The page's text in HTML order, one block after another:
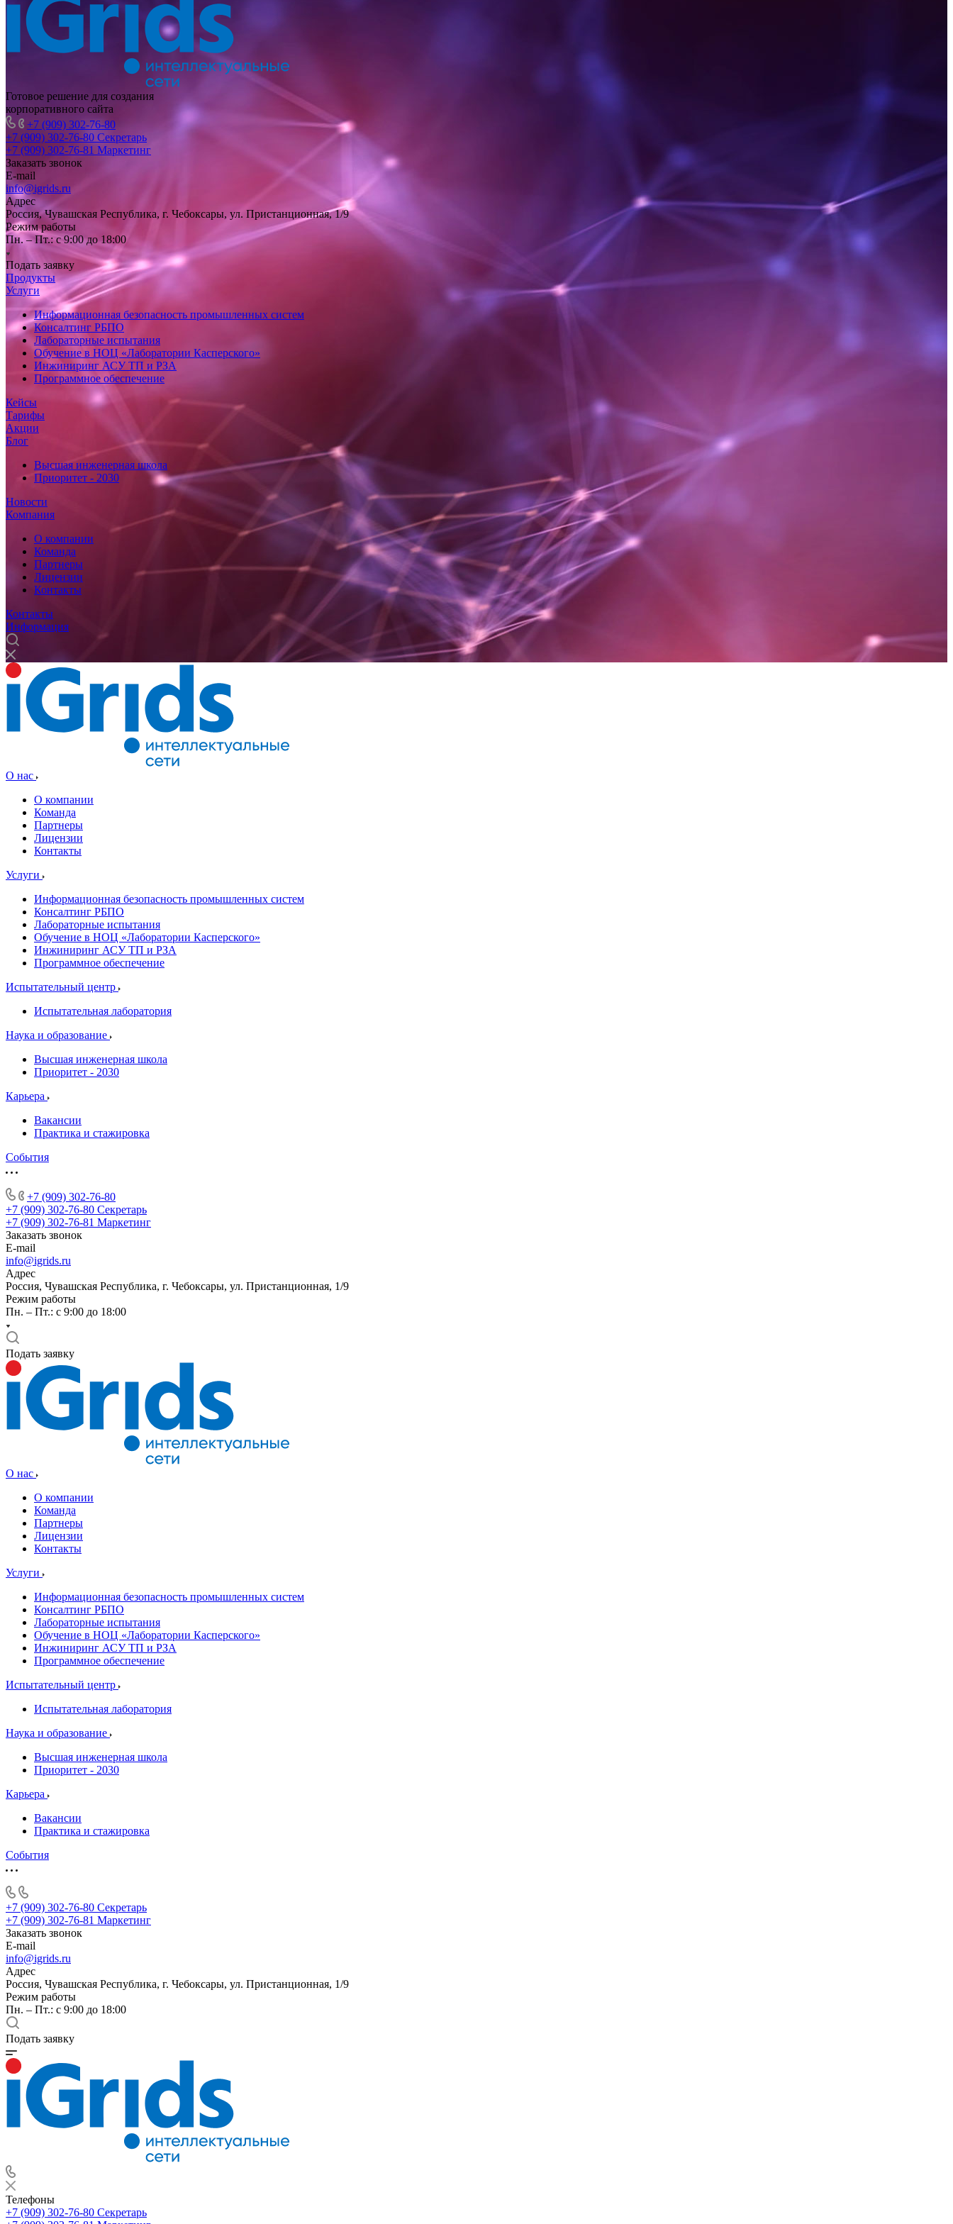
Готовое решение для создания
корпоративного сайта
+7 (909) 302-76-80
+7 (909) 302-76-80 Секретарь
+7 (909) 302-76-81 Маркетинг
Заказать звонок
E-mail
info@igrids.ru
Адрес
Россия, Чувашская Республика, г. Чебоксары, ул. Пристанционная, 1/9
Режим работы
Пн. – Пт.: с 9:00 до 18:00
Подать заявку
Продукты
Услуги
Информационная безопасность промышленных систем
Консалтинг РБПО
Лабораторные испытания
Обучение в НОЦ «Лаборатории Касперского»
Инжиниринг АСУ ТП и РЗА
Программное обеспечение
Кейсы
Тарифы
Акции
Блог
Высшая инженерная школа
Приоритет - 2030
Новости
Компания
О компании
Команда
Партнеры
Лицензии
Контакты
Контакты
Информация
О нас
О компании
Команда
Партнеры
Лицензии
Контакты
Услуги
Информационная безопасность промышленных систем
Консалтинг РБПО
Лабораторные испытания
Обучение в НОЦ «Лаборатории Касперского»
Инжиниринг АСУ ТП и РЗА
Программное обеспечение
Испытательный центр
Испытательная лаборатория
Наука и образование
Высшая инженерная школа
Приоритет - 2030
Карьера
Вакансии
Практика и стажировка
События
+7 (909) 302-76-80
+7 (909) 302-76-80 Секретарь
+7 (909) 302-76-81 Маркетинг
Заказать звонок
E-mail
info@igrids.ru
Адрес
Россия, Чувашская Республика, г. Чебоксары, ул. Пристанционная, 1/9
Режим работы
Пн. – Пт.: с 9:00 до 18:00
Подать заявку
О нас
О компании
Команда
Партнеры
Лицензии
Контакты
Услуги
Информационная безопасность промышленных систем
Консалтинг РБПО
Лабораторные испытания
Обучение в НОЦ «Лаборатории Касперского»
Инжиниринг АСУ ТП и РЗА
Программное обеспечение
Испытательный центр
Испытательная лаборатория
Наука и образование
Высшая инженерная школа
Приоритет - 2030
Карьера
Вакансии
Практика и стажировка
События
+7 (909) 302-76-80 Секретарь
+7 (909) 302-76-81 Маркетинг
Заказать звонок
E-mail
info@igrids.ru
Адрес
Россия, Чувашская Республика, г. Чебоксары, ул. Пристанционная, 1/9
Режим работы
Пн. – Пт.: с 9:00 до 18:00
Подать заявку
Телефоны
+7 (909) 302-76-80 Секретарь